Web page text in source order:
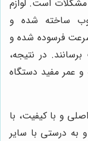
مشکلات است. لوازم
ساخته شده و
سرعت فرسوده شده و
در نتیجه،
و عمر مفید دستگاه
و با کیفیت، با
به درستی با سایر